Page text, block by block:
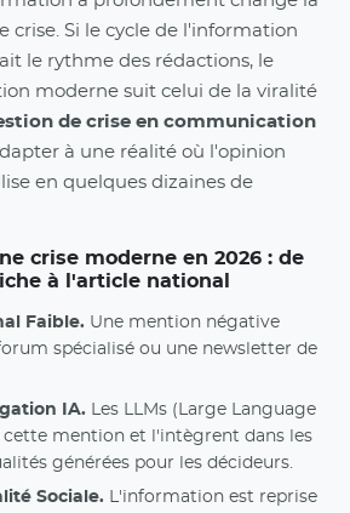
crise. Si le cycle de l'information
le rythme des rédactions, le
moderne suit celui de la viralité
de crise en communication
à une réalité où l'opinion
en quelques dizaines de
crise moderne en 2026 : de
à l'article national
Faible. Une mention négative
spécialisé ou une newsletter de
IA.
Les LLMs (Large Language
cette mention et l'intègrent dans les
générées pour les décideurs.
Sociale.
L'information est reprise